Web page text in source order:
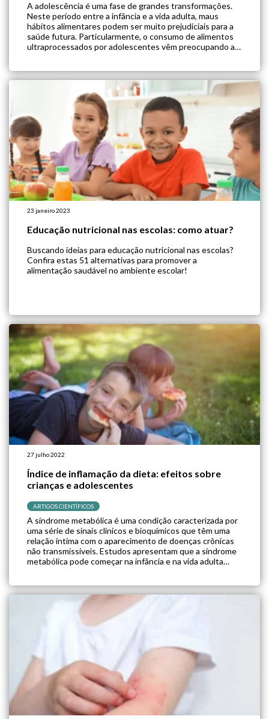
A adolescência é uma fase de grandes transformações.
Neste período entre a infância e a vida adulta, maus
hábitos alimentares podem ser muito prejudiciais para a
saúde futura. Particularmente, o consumo de alimentos
ultraprocessados por adolescentes vêm preocupando as
desses […]
23 janeiro 2023
Educação nutricional nas escolas: como atuar?
Buscando ideias para educação nutricional nas escolas?
Confira estas 51 alternativas para promover a
alimentação saudável no ambiente escolar!
27 julho 2022
Índice de inflamação da dieta: efeitos sobre
crianças e adolescentes
ARTIGOS CIENTÍFICOS
A síndrome metabólica é uma condição caracterizada por
uma série de sinais clínicos e bioquímicos que têm uma
relação íntima com o aparecimento de doenças crônicas
não transmissíveis. Estudos apresentam que a síndrome
metabólica pode começar na infância e na vida adulta
genéticos […]